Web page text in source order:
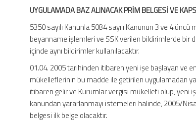
UYGULAMADA BAZ ALINACAK PRİM BELGESİ VE
5350 sayılı Kanunla 5084 sayılı Kanunun 3 ve 4
beyanname işlemleri ve SSK verilen bildirimlerde bir
içinde aynı bildirimler kullanılacaktır.
01.04. 2005 tarihinden itibaren yeni işe başlayan ve
mükelleflerinin bu madde ile getirilen uygulamadan
itibaren gelir ve Kurumlar vergisi mükellefi olup, yeni
kanundan yararlanmayı istemeleri halinde, 2005/
belgesi ilk belge olacaktır.